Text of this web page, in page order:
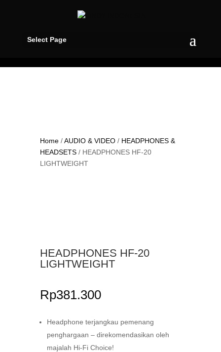
Select Page
Home/AUDIO & VIDEO/ HEADPHONES &
HEADSETS/ HEADPHONES HF-20
LIGHTWEIGHT
HEADPHONES HF-20
LIGHTWEIGHT
Rp381.300
Headphone terjangkau pemenang
penghargaan – direkomendasikan oleh
majalah Hi-Fi Choice!